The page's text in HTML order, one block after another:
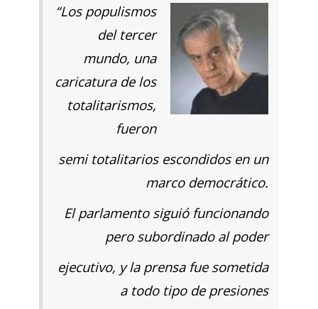
“Los populismos
del tercer
mundo, una
caricatura de los
totalitarismos,
fueron
semi totalitarios escondidos en un
marco democrático.
El parlamento siguió funcionando
pero subordinado al poder
ejecutivo, y la prensa fue sometida
a todo tipo de presiones